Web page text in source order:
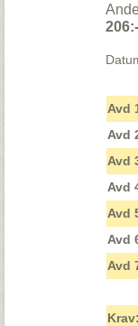
206:-
Avd
Avd
Avd
Avd
Avd
Avd
Avd